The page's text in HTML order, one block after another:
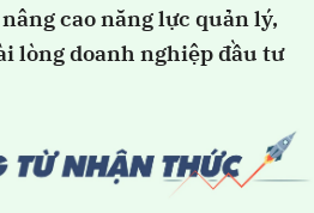
cao năng lực quản lý,
lòng doanh nghiệp đầu tư